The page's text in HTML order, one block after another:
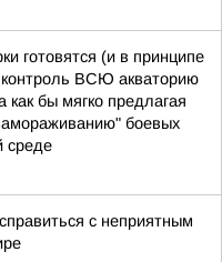
готовятся (и в принципе
контроль ВСЮ акваторию
как бы мягко предлагая
боевых
среде
с неприятным